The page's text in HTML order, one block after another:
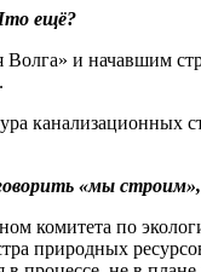
ещё?
и начавшим
канализационных
«мы строим»,
комитета по